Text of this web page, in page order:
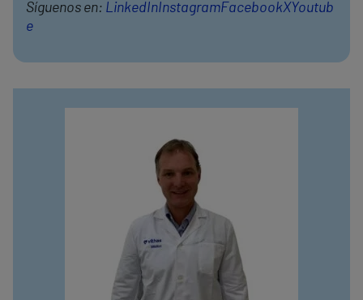
Síguenos en: LinkedInInstagramFacebookXYoutub
e